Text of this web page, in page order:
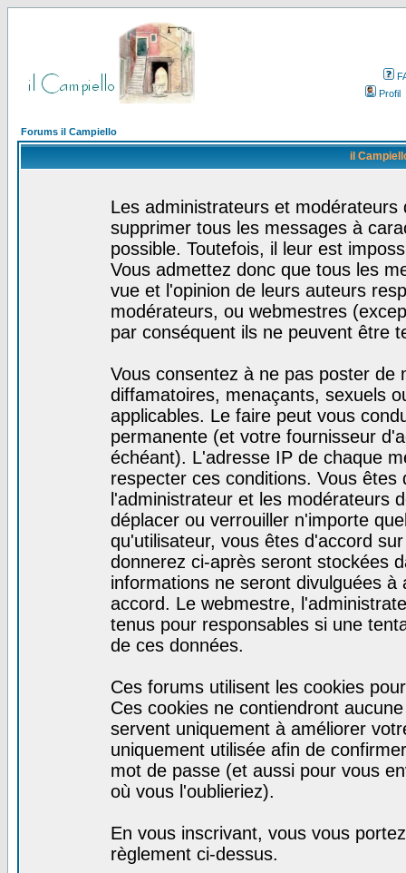
Profil
Forums il Campiello
il
Les administrateurs et
supprimer tous les messages à
possible. Toutefois, il leur est
Vous admettez donc que tous les
vue et l'opinion de leurs auteurs
modérateurs, ou webmestres
par conséquent ils ne peuvent être
Vous consentez à ne pas poster de
diffamatoires, menaçants, sexuels
applicables. Le faire peut vous
permanente (et votre fournisseur
échéant). L'adresse IP de chaque
respecter ces conditions. Vous
l'administrateur et les modérateurs
déplacer ou verrouiller n'importe
qu'utilisateur, vous êtes d'accord
donnerez ci-après seront stockées
informations ne seront divulguées
accord. Le webmestre,
tenus pour responsables si une
de ces données.
Ces forums utilisent les cookies
Ces cookies ne contiendront
servent uniquement à améliorer
uniquement utilisée afin de
mot de passe (et aussi pour vous
où vous l'oublieriez).
En vous inscrivant, vous vous
règlement ci-dessus.